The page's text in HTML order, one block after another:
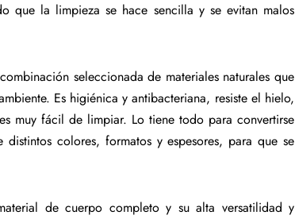
que la limpieza se hace sencilla y se evitan malos
seleccionada de materiales naturales que
Es higiénica y antibacteriana, resiste el hielo,
muy fácil de limpiar. Lo tiene todo para convertirse
colores, formatos y espesores, para que se
de cuerpo completo y su alta versatilidad y